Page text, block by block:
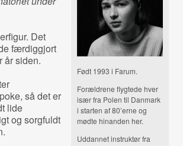
Det
færdiggjort
år siden.
så det er
lide
og sorgfuldt
Født 1993 i Farum.
Forældrene flygtede hver
især fra Polen til Danmark
i starten af 80’erne og
mødte hinanden her.
Uddannet instruktør fra